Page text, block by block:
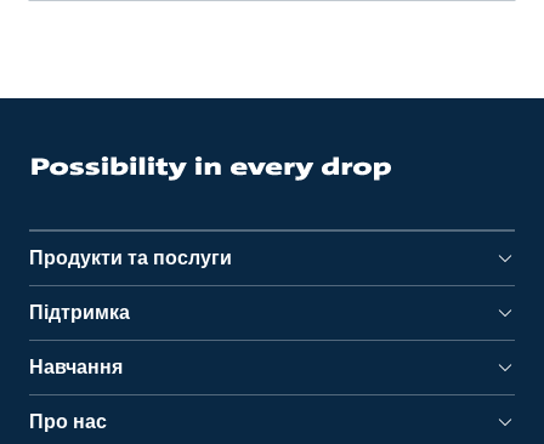
Продукти та послуги
Підтримка
Навчання
Про нас